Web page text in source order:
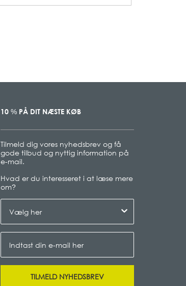
10 %PÅ DIT NÆSTE KØB
Tilmeld dig vores nyhedsbrev og få
gode tilbud og nyttig information på
e-mail.
Hvad er du interesseret i at læse mere
om?
TILMELD NYHEDSBREV